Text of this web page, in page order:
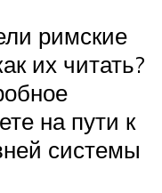
римские
их читать?
на пути к
системы